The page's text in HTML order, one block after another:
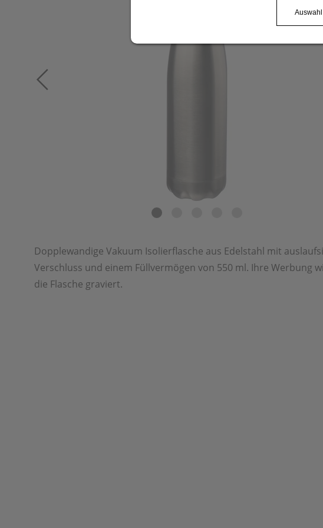
Dopplewandige Vakuum Isolierflasche aus Edelstahl mit
Verschluss und einem Füllvermögen von 550 ml. Ihre Werbung
die Flasche graviert.